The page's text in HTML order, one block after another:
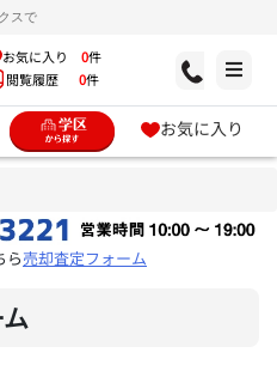
スで
お気に入り 0件
閲覧履歴 0件
お気に入り
ら売却査定フォーム